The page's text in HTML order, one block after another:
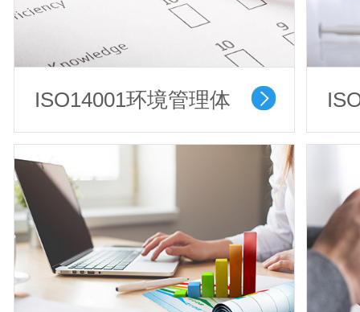
ISO14001环境管理体
系认证